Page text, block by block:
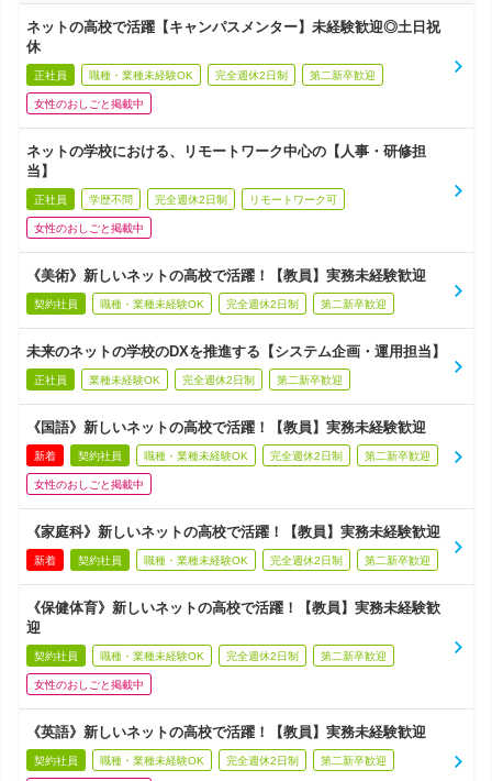
ネットの高校で活躍【キャンパスメンター】未経験歓迎◎土日祝
休
正社員 職種・業種未経験OK 完全週休2日制 第二新卒歓迎
女性のおしごと掲載中
ネットの学校における、リモートワーク中心の【人事・研修担
当】
正社員 学歴不問 完全週休2日制 リモートワーク可
女性のおしごと掲載中
《美術》新しいネットの高校で活躍！【教員】実務未経験歓迎
契約社員 職種・業種未経験OK 完全週休2日制 第二新卒歓迎
未来のネットの学校のDXを推進する【システム企画・運用担当】
正社員 業種未経験OK 完全週休2日制 第二新卒歓迎
《国語》新しいネットの高校で活躍！【教員】実務未経験歓迎
新着 契約社員 職種・業種未経験OK 完全週休2日制 第二新卒歓迎
女性のおしごと掲載中
《家庭科》新しいネットの高校で活躍！【教員】実務未経験歓迎
新着 契約社員 職種・業種未経験OK 完全週休2日制 第二新卒歓迎
《保健体育》新しいネットの高校で活躍！【教員】実務未経験歓
迎
契約社員 職種・業種未経験OK 完全週休2日制 第二新卒歓迎
女性のおしごと掲載中
《英語》新しいネットの高校で活躍！【教員】実務未経験歓迎
契約社員 職種・業種未経験OK 完全週休2日制 第二新卒歓迎